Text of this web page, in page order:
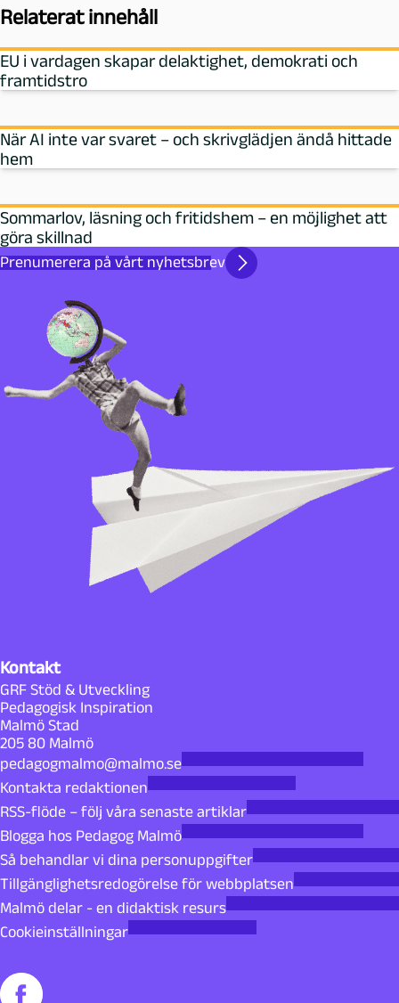
Relaterat innehåll
EU i vardagen skapar delaktighet, demokrati och
framtidstro
När AI inte var svaret – och skrivglädjen ändå hittade
hem
Sommarlov, läsning och fritidshem – en möjlighet att
göra skillnad
Prenumerera på vårt nyhetsbrev
Kontakt
GRF Stöd & Utveckling
Pedagogisk Inspiration
Malmö Stad
205 80 Malmö
pedagogmalmo@malmo.se
Kontakta redaktionen
RSS-flöde – följ våra senaste artiklar
Blogga hos Pedagog Malmö
Så behandlar vi dina personuppgifter
Tillgänglighetsredogörelse för webbplatsen
Malmö delar - en didaktisk resurs
Cookieinställningar